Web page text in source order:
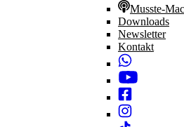
Musste-
Downloads
Newsletter
Kontakt